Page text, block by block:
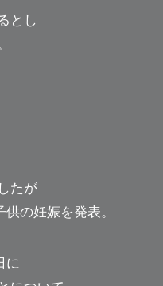
とし
たが
の妊娠を発表。
に